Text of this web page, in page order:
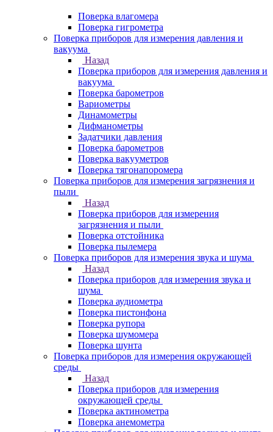
Поверка влагомера
Поверка гигрометра
Поверка приборов для измерения давления и
вакуума
Назад
Поверка приборов для измерения давления и
вакуума
Поверка барометров
Вариометры
Динамометры
Дифманометры
Задатчики давления
Поверка барометров
Поверка вакууметров
Поверка тягонапоромера
Поверка приборов для измерения загрязнения и
пыли
Назад
Поверка приборов для измерения
загрязнения и пыли
Поверка отстойника
Поверка пылемера
Поверка приборов для измерения звука и шума
Назад
Поверка приборов для измерения звука и
шума
Поверка аудиометра
Поверка пистонфона
Поверка рупора
Поверка шумомера
Поверка шунта
Поверка приборов для измерения окружающей
среды
Назад
Поверка приборов для измерения
окружающей среды
Поверка актинометра
Поверка анемометра